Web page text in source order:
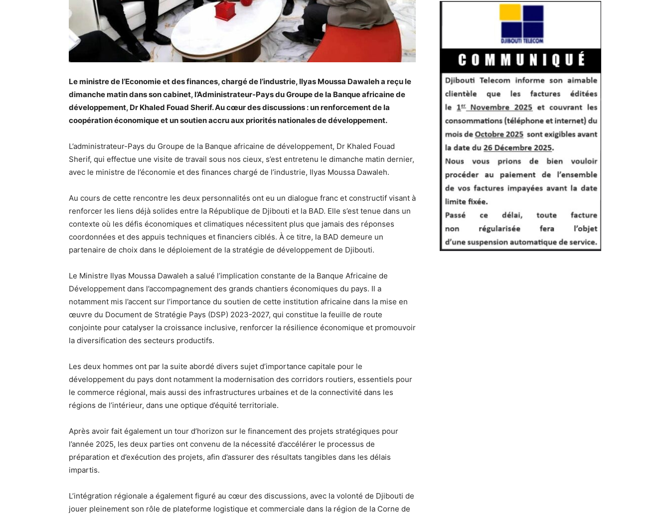
Le ministre de l’Economie et des finances, chargé de l’industrie, Ilyas Moussa Dawaleh a reçu le
dimanche matin dans son cabinet, l’Administrateur-Pays du Groupe de la Banque africaine de
développement, Dr Khaled Fouad Sherif. Au cœur des discussions : un renforcement de la
coopération économique et un soutien accru aux priorités nationales de développement.
L’administrateur-Pays du Groupe de la Banque africaine de développement, Dr Khaled Fouad
Sherif, qui effectue une visite de travail sous nos cieux, s’est entretenu le dimanche matin dernier,
avec le ministre de l’économie et des finances chargé de l’industrie, Ilyas Moussa Dawaleh.
Au cours de cette rencontre les deux personnalités ont eu un dialogue franc et constructif visant à
renforcer les liens déjà solides entre la République de Djibouti et la BAD. Elle s’est tenue dans un
contexte où les défis économiques et climatiques nécessitent plus que jamais des réponses
coordonnées et des appuis techniques et financiers ciblés. À ce titre, la BAD demeure un
partenaire de choix dans le déploiement de la stratégie de développement de Djibouti.
Le Ministre Ilyas Moussa Dawaleh a salué l’implication constante de la Banque Africaine de
Développement dans l’accompagnement des grands chantiers économiques du pays. Il a
notamment mis l’accent sur l’importance du soutien de cette institution africaine dans la mise en
œuvre du Document de Stratégie Pays (DSP) 2023-2027, qui constitue la feuille de route
conjointe pour catalyser la croissance inclusive, renforcer la résilience économique et promouvoir
la diversification des secteurs productifs.
Les deux hommes ont par la suite abordé divers sujet d’importance capitale pour le
développement du pays dont notamment la modernisation des corridors routiers, essentiels pour
le commerce régional, mais aussi des infrastructures urbaines et de la connectivité dans les
régions de l’intérieur, dans une optique d’équité territoriale.
Après avoir fait également un tour d’horizon sur le financement des projets stratégiques pour
l’année 2025, les deux parties ont convenu de la nécessité d’accélérer le processus de
préparation et d’exécution des projets, afin d’assurer des résultats tangibles dans les délais
impartis.
L’intégration régionale a également figuré au cœur des discussions, avec la volonté de Djibouti de
jouer pleinement son rôle de plateforme logistique et commerciale dans la région de la Corne de